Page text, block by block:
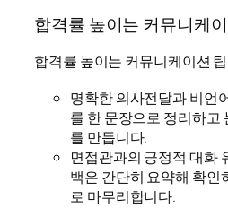
합격률 높이는 커뮤니케
합격률 높이는 커뮤니케이션 팁
명확한 의사전달과 비언
를 한 문장으로 정리하고
를 만듭니다.
면접관과의 긍정적 대화
백은 간단히 요약해 확인
로 마무리합니다.